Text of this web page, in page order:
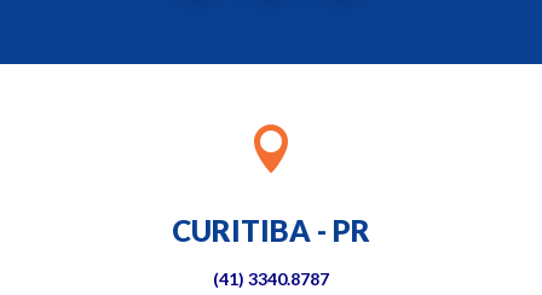

CURITIBA - PR
(41) 3340.8787